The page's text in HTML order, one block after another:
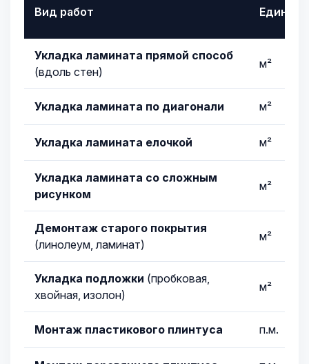
Вид работ Единица
Укладка ламината прямой способ
(вдоль стен)
м²
Укладка ламината по диагонали м²
Укладка ламината елочкой м²
Укладка ламината со сложным
рисунком
м²
Демонтаж старого покрытия
(линолеум, ламинат)
м²
Укладка подложки (пробковая,
хвойная, изолон)
м²
Монтаж пластикового плинтуса п.м.